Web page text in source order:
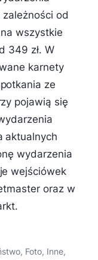
zależności od
wszystkie
349 zł. W
karnety
ze
pojawią się
aktualnych
wydarzenia
wejściówek
oraz w
, Foto, Inne,